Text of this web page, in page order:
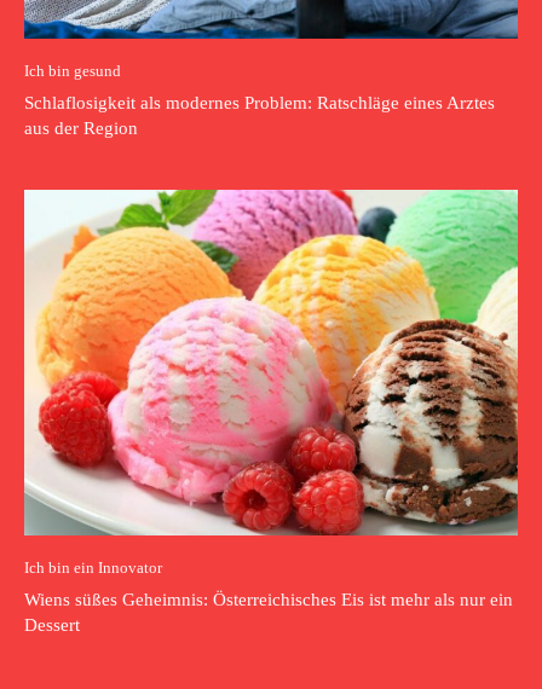
Ich bin gesund
Schlaflosigkeit als modernes Problem: Ratschläge eines Arztes
aus der Region
Ich bin ein Innovator
Wiens süßes Geheimnis: Österreichisches Eis ist mehr als nur ein
Dessert